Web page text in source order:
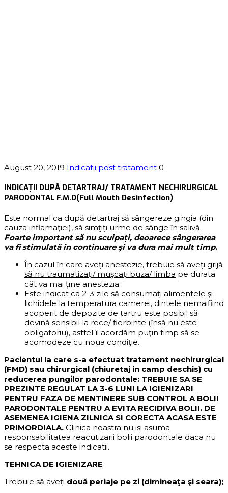
August 20, 2019 Indicatii post tratament 0
INDICAȚII DUPĂ DETARTRAJ/ TRATAMENT NECHIRURGICAL
PARODONTAL F.M.D(Full Mouth Desinfection)
Este normal ca după detartraj să sângereze gingia (din
cauza inflamaţiei), să simţiți urme de sânge în salivă.
Foarte important să nu scuipați, deoarece sângerarea
va fi stimulată în continuare şi va dura mai mult timp.
În cazul în care aveți anestezie, trebuie să aveți grijă
să nu traumatizați/ muşcați buza/ limba pe durata
cât va mai ţine anestezia.
Este indicat ca 2-3 zile să consumați alimentele şi
lichidele la temperatura camerei, dintele nemaifiind
acoperit de depozite de tartru este posibil să
devină sensibil la rece/ fierbinte (însă nu este
obligatoriu), astfel îi acordăm puţin timp să se
acomodeze cu noua condiţie.
Pacientul la care s-a efectuat tratament nechirurgical
(FMD) sau chirurgical (chiuretaj in camp deschis) cu
reducerea pungilor parodontale: TREBUIE SA SE
PREZINTE REGULAT LA 3-6 LUNI LA IGIENIZARI
PENTRU FAZA DE MENTINERE SUB CONTROL A BOLII
PARODONTALE PENTRU A EVITA RECIDIVA BOLII. DE
ASEMENEA IGIENA ZILNICA SI CORECTA ACASA ESTE
PRIMORDIALA. Clinica noastra nu isi asuma
responsabilitatea reacutizarii bolii parodontale daca nu
se respecta aceste indicatii.
TEHNICA DE IGIENIZARE
Trebuie să aveți două periaje pe zi (dimineaţa şi seara);